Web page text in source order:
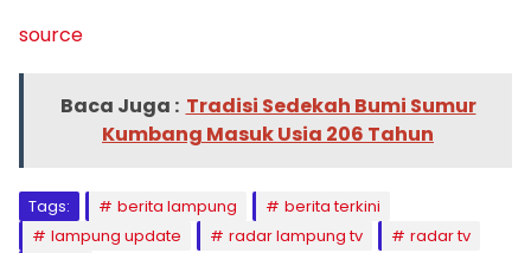
source
Baca Juga : Tradisi Sedekah Bumi Sumur
Kumbang Masuk Usia 206 Tahun
Tags: berita lampung
berita terkini
lampung update
radar lampung tv
radar tv